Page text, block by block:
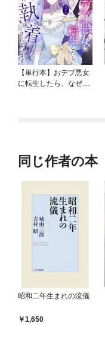
【単行本】おデブ悪女
に転生したら、なぜか
同じ作者の本
昭和二年生まれの流儀
1,650